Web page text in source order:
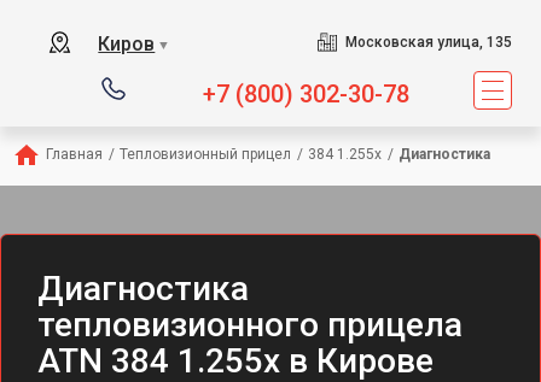
Киров ▼ Московская улица, 135
+7 (800) 302-30-78
Главная / Тепловизионный прицел / 384 1.255x / Диагностика
Диагностика
тепловизионного прицела
ATN 384 1.255x в Кирове